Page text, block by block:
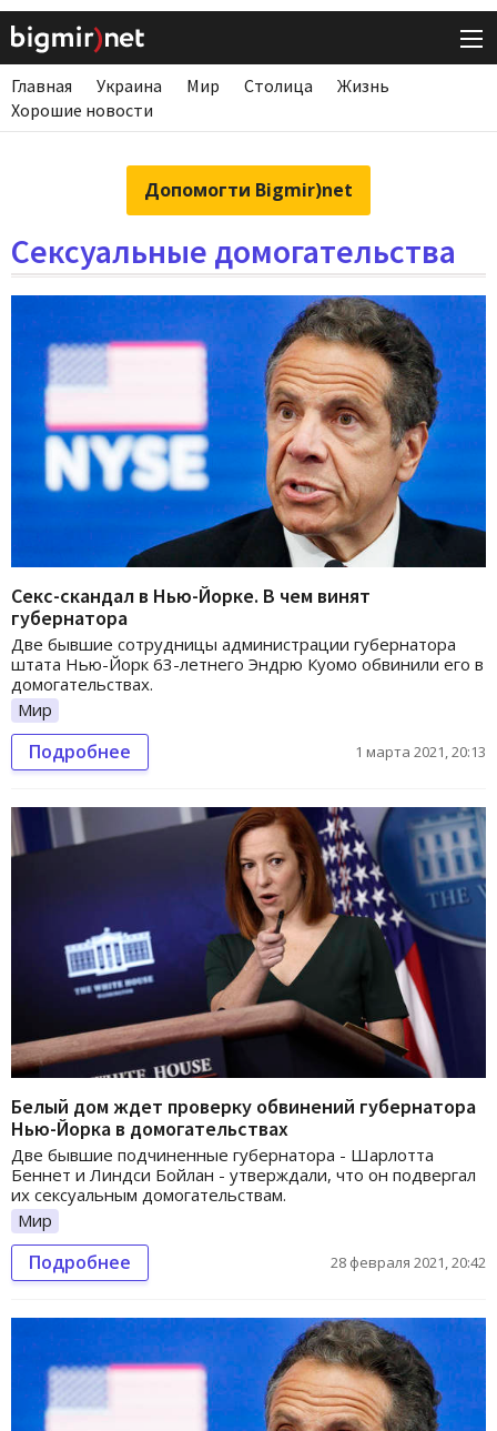
Главная Украина Мир Столица
Жизнь
Хорошие новости
Допомогти Bigmir)net
Сексуальные домогательства
Секс-скандал в Нью-Йорке. В чем винят
губернатора
Две бывшие сотрудницы администрации губернатора
штата Нью-Йорк 63-летнего Эндрю Куомо обвинили его в
домогательствах.
Мир
Подробнее 1 марта 2021, 20:13
Белый дом ждет проверку обвинений губернатора
Нью-Йорка в домогательствах
Две бывшие подчиненные губернатора - Шарлотта
Беннет и Линдси Бойлан - утверждали, что он подвергал
их сексуальным домогательствам.
Мир
Подробнее 28 февраля 2021, 20:42